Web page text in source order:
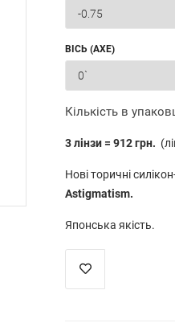
ВІСЬ (AXE)
Кількість в
3 лінзи = 912 грн.
Нові торичні
Astigmatism.
Японська якість.